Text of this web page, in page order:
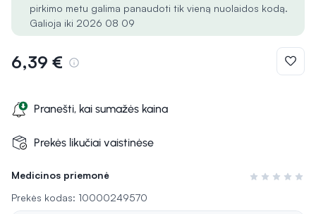
Medicinos priemonė
Įvertinimas 0
Prekės kodas: 10000249570
pirkimo metu galima panaudoti tik vieną nuolaidos kodą.
Galioja iki 2026 08 09
6,39 €
Pranešti, kai sumažės kaina
Prekės likučiai vaistinėse